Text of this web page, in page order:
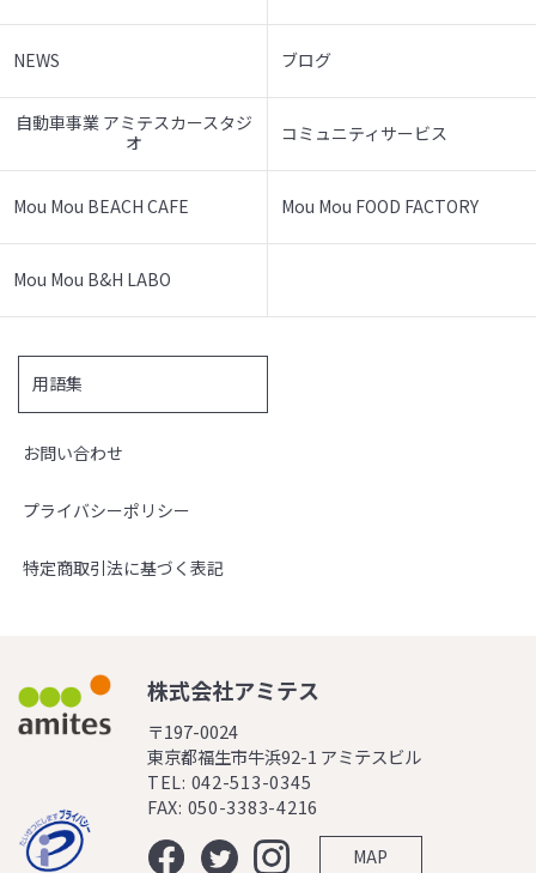
NEWS ブログ
自動車事業 アミテスカースタジ
オ
コミュニティサービス
Mou Mou BEACH CAFE Mou Mou FOOD FACTORY
Mou Mou B&H LABO
用語集
お問い合わせ
プライバシーポリシー
特定商取引法に基づく表記
株式会社アミテス
〒197-0024
東京都福生市牛浜92-1 アミテスビル
TEL: 042-513-0345
FAX: 050-3383-4216
MAP